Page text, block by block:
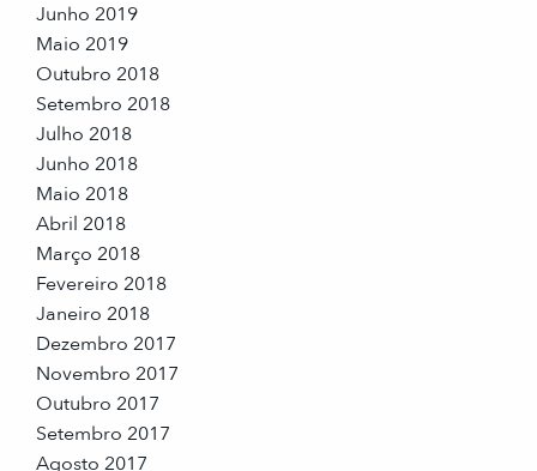
Junho 2019
Maio 2019
Outubro 2018
Setembro 2018
Julho 2018
Junho 2018
Maio 2018
Abril 2018
Março 2018
Fevereiro 2018
Janeiro 2018
Dezembro 2017
Novembro 2017
Outubro 2017
Setembro 2017
Agosto 2017